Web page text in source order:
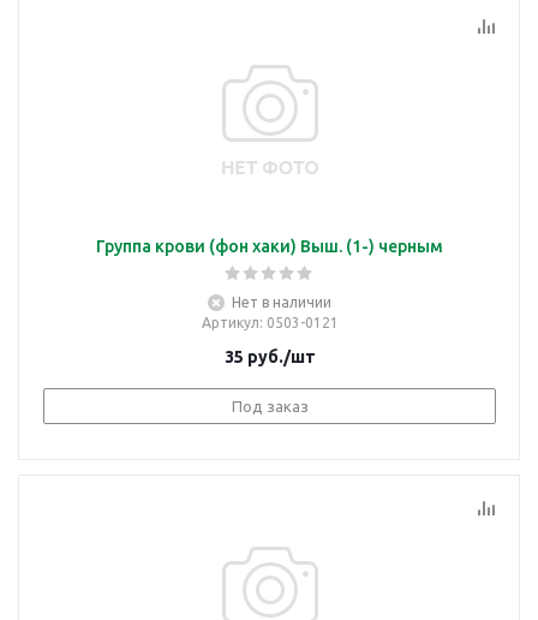
Группа крови (фон хаки) Выш. (1-) черным
Нет в наличии
Артикул: 0503-0121
35 руб./шт
Под заказ